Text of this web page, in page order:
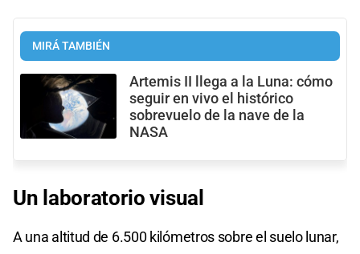
MIRÁ TAMBIÉN
Artemis II llega a la Luna: cómo
seguir en vivo el histórico
sobrevuelo de la nave de la
NASA
Un laboratorio visual
A una altitud de 6.500 kilómetros sobre el suelo lunar,